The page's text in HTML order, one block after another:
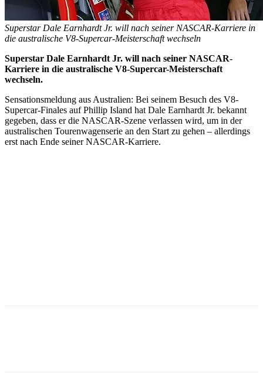
Superstar Dale Earnhardt Jr. will nach seiner NASCAR-Karriere in
die australische V8-Supercar-Meisterschaft wechseln
Superstar Dale Earnhardt Jr. will nach seiner NASCAR-
Karriere in die australische V8-Supercar-Meisterschaft
wechseln.
Sensationsmeldung aus Australien: Bei seinem Besuch des V8-
Supercar-Finales auf Phillip Island hat Dale Earnhardt Jr. bekannt
gegeben, dass er die NASCAR-Szene verlassen wird, um in der
australischen Tourenwagenserie an den Start zu gehen – allerdings
erst nach Ende seiner NASCAR-Karriere.